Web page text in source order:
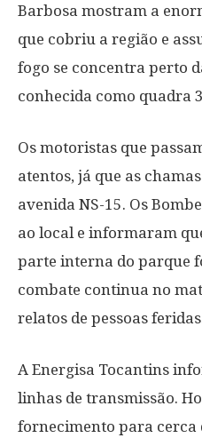
Barbosa mostram a
que cobriu a região e
fogo se concentra perto
conhecida como quadra
Os motoristas que
atentos, já que as
avenida NS-15. Os
ao local e informaram
parte interna do parque
combate continua no
relatos de pessoas
A Energisa Tocantins
linhas de transmissão.
fornecimento para cerca